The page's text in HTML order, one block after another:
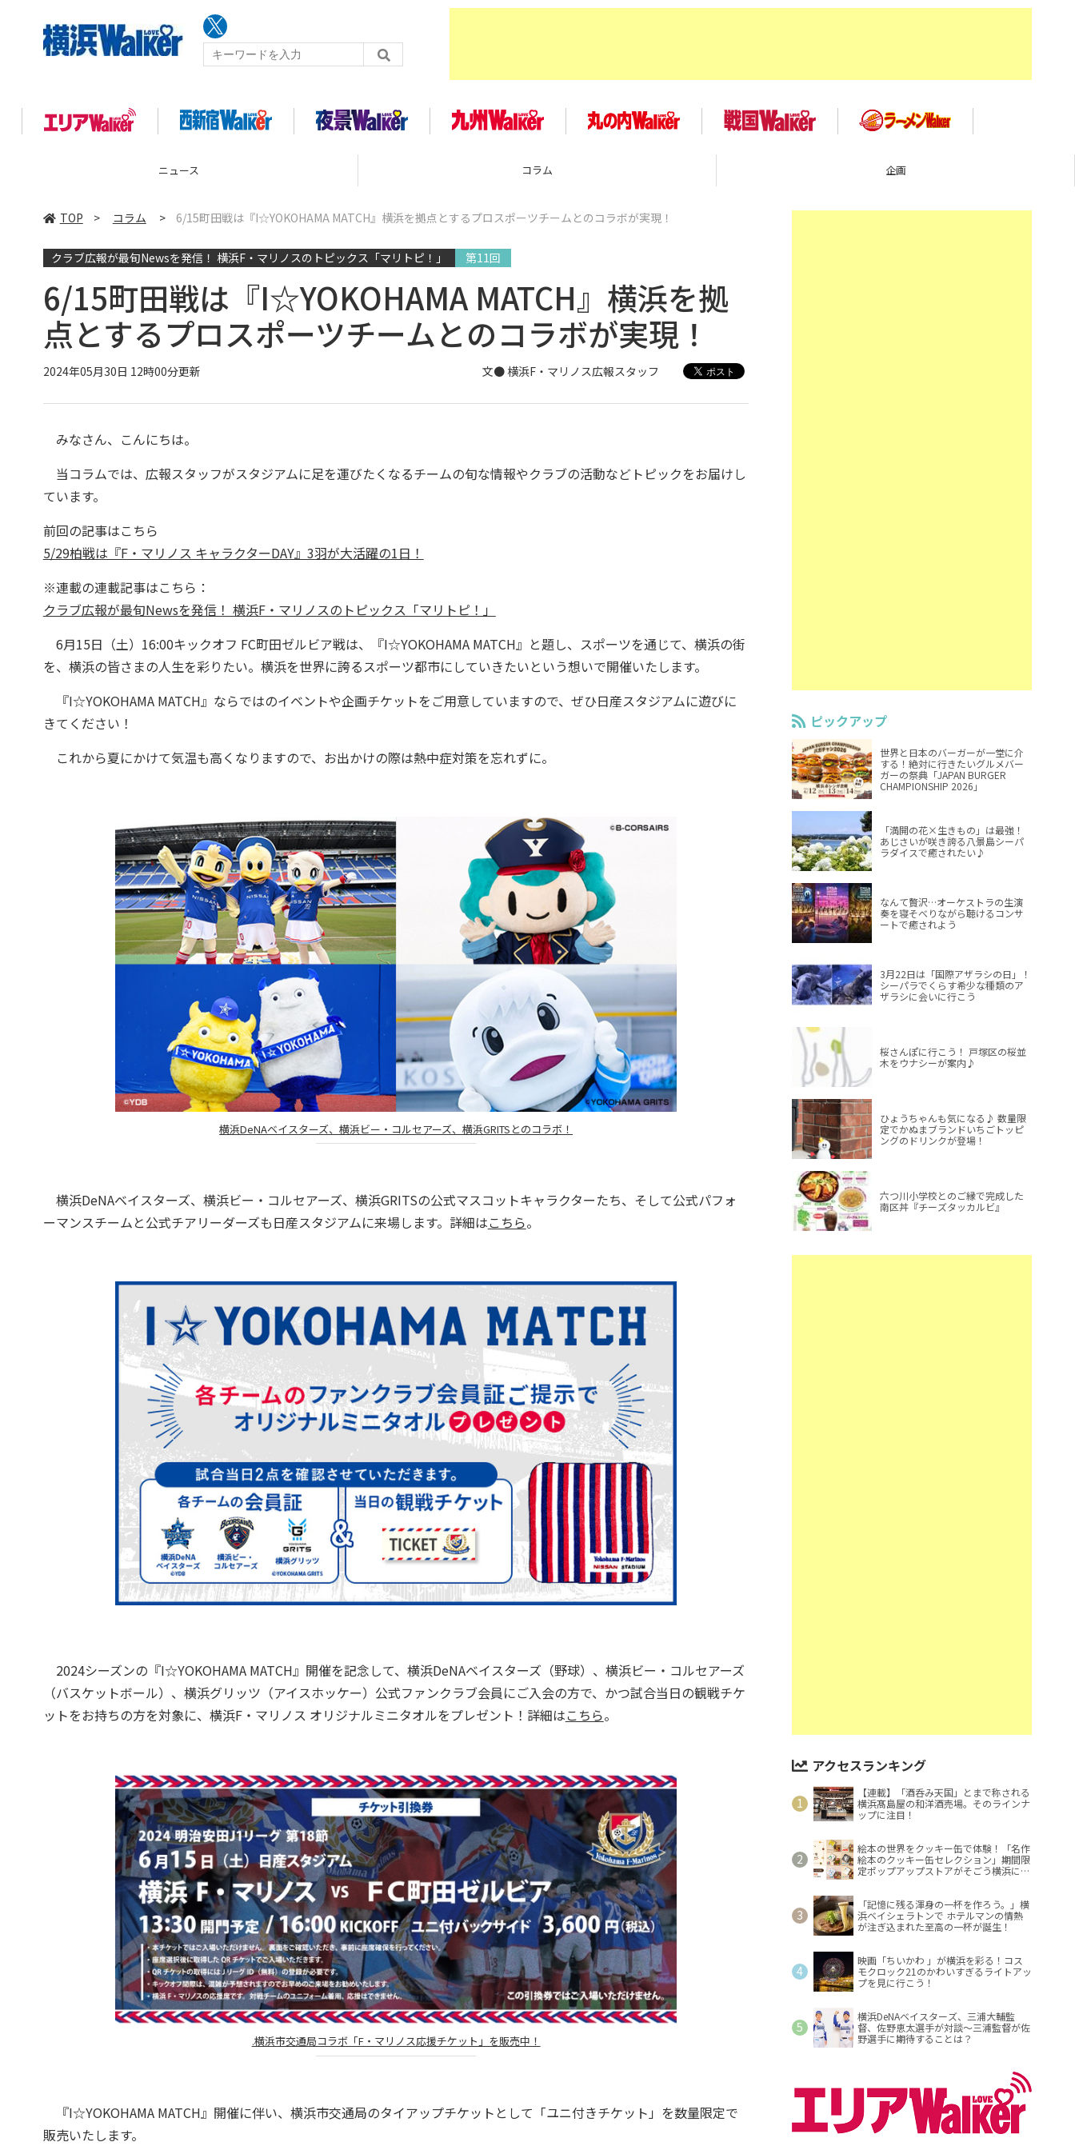
TOP > コラム > 6/15町田戦は『I☆YOKOHAMA MATCH』横浜を拠点とするプロスポーツチームとのコラボが実現！
クラブ広報が最旬Newsを発信！ 横浜F・マリノスのトピックス「マリトピ！」 第11回
6/15町田戦は『I☆YOKOHAMA MATCH』横浜を拠
点とするプロスポーツチームとのコラボが実現！
2024年05月30日 12時00分更新 文● 横浜F・マリノス広報スタッフ
みなさん、こんにちは。
当コラムでは、広報スタッフがスタジアムに足を運びたくなるチームの旬な情報やクラブの活動などトピックをお届けし
ています。
前回の記事はこちら
5/29柏戦は『F・マリノス キャラクターDAY』3羽が大活躍の1日！
※連載の連載記事はこちら：
クラブ広報が最旬Newsを発信！ 横浜F・マリノスのトピックス「マリトピ！」
6月15日（土）16:00キックオフ FC町田ゼルビア戦は、『I☆YOKOHAMA MATCH』と題し、スポーツを通じて、横浜の街
を、横浜の皆さまの人生を彩りたい。横浜を世界に誇るスポーツ都市にしていきたいという想いで開催いたします。
『I☆YOKOHAMA MATCH』ならではのイベントや企画チケットをご用意していますので、ぜひ日産スタジアムに遊びに
きてください！
これから夏にかけて気温も高くなりますので、お出かけの際は熱中症対策を忘れずに。
横浜DeNAベイスターズ、横浜ビー・コルセアーズ、横浜GRITSとのコラボ！
横浜DeNAベイスターズ、横浜ビー・コルセアーズ、横浜GRITSの公式マスコットキャラクターたち、そして公式パフォ
ーマンスチームと公式チアリーダーズも日産スタジアムに来場します。詳細はこちら。
2024シーズンの『I☆YOKOHAMA MATCH』開催を記念して、横浜DeNAベイスターズ（野球）、横浜ビー・コルセアーズ
（バスケットボール）、横浜グリッツ（アイスホッケー）公式ファンクラブ会員にご入会の方で、かつ試合当日の観戦チケ
ットをお持ちの方を対象に、横浜F・マリノス オリジナルミニタオルをプレゼント！詳細はこちら。
.横浜市交通局コラボ「F・マリノス応援チケット」を販売中！
『I☆YOKOHAMA MATCH』開催に伴い、横浜市交通局のタイアップチケットとして「ユニ付きチケット」を数量限定で
販売いたします。
ピックアップ
世界と日本のバーガーが一堂に介
する！絶対に行きたいグルメバー
ガーの祭典「JAPAN BURGER
CHAMPIONSHIP 2026」
「満開の花×生きもの」は最強！
あじさいが咲き誇る八景島シーパ
ラダイスで癒されたい♪
なんて贅沢…オーケストラの生演
奏を寝そべりながら聴けるコンサ
ートで癒されよう
3月22日は「国際アザラシの日」！
シーパラでくらす希少な種類のア
ザラシに会いに行こう
桜さんぽに行こう！ 戸塚区の桜並
木をウナシーが案内♪
ひょうちゃんも気になる♪ 数量限
定でかぬまブランドいちごトッピ
ングのドリンクが登場！
六つ川小学校とのご縁で完成した
南区丼『チーズタッカルビ』
アクセスランキング
【連載】「酒呑み天国」とまで称される
横浜髙島屋の和洋酒売場。そのラインナ
ップに注目！
絵本の世界をクッキー缶で体験！「名作
絵本のクッキー缶セレクション」期間限
定ポップアップストアがそごう横浜に登
「記憶に残る渾身の一杯を作ろう。」横
浜ベイシェラトンで ホテルマンの情熱
が注ぎ込まれた至高の一杯が誕生！
映画「ちいかわ 」が横浜を彩る！コス
モクロック21のかわいすぎるライトアッ
プを見に行こう！
横浜DeNAベイスターズ、三浦大輔監
督、佐野恵太選手が対談～三浦監督が佐
野選手に期待することは？